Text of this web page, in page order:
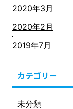
2020年3月
2020年2月
2019年7月
カテゴリー
未分類